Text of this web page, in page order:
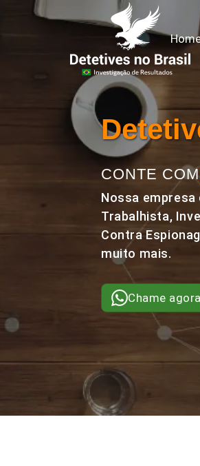
CONTE
Nossa
Trabalhista,
Contra
muito mais.
Chame